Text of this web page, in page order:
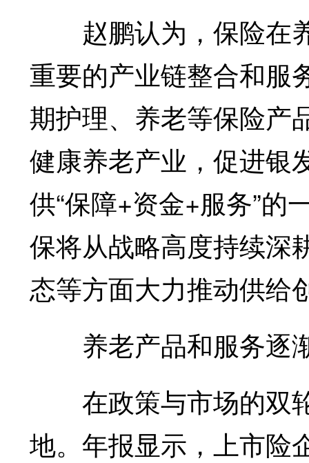
赵鹏认为，保险在
重要的产业链整合和服
期护理、养老等保险产
健康养老产业，促进银
供“保障+资金+服务”的
保将从战略高度持续深
态等方面大力推动供给
养老产品和服务逐
在政策与市场的双
地。年报显示，上市险